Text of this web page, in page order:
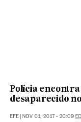
Polícia encontra
desaparecido
EFE NOV 01, 2017 - 20:09